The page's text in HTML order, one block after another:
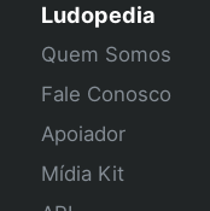
Ludopedia
Quem Somos
Fale Conosco
Apoiador
Mídia Kit